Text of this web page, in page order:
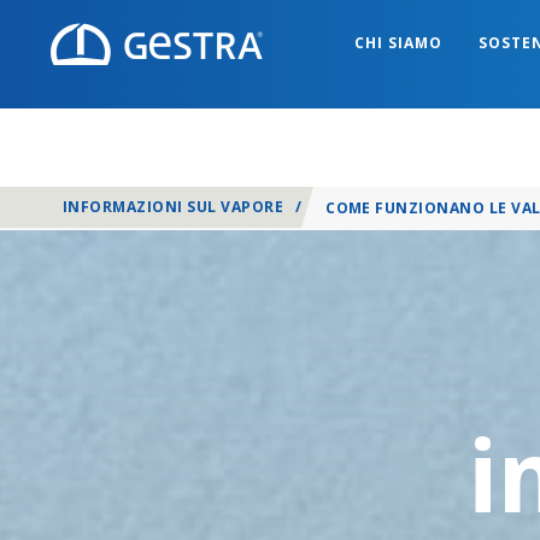
CHI SIAMO
INFORMAZIONI SUL VAPORE / COME FUNZIONANO LE